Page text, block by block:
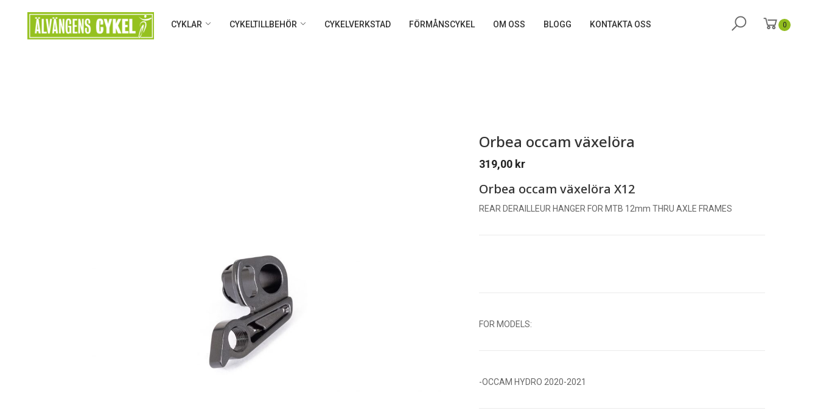
CYKLAR CYKELTILLBEHÖR CYKELVERKSTAD FÖRMÅNSCYKEL OM OSS BLOGG KONTAKTA OSS 0
Orbea occam växelöra
319,00 kr
Orbea occam växelöra X12
REAR DERAILLEUR HANGER FOR MTB 12mm THRU AXLE FRAMES
FOR MODELS:
-OCCAM HYDRO 2020-2021